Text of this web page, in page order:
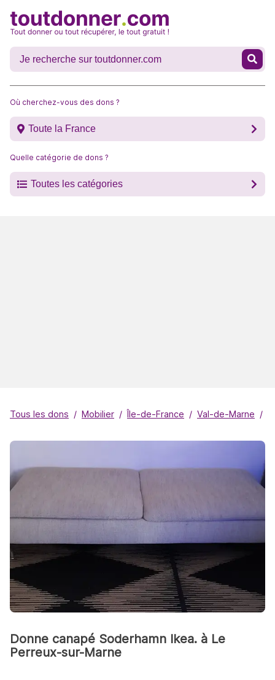
Où cherchez-vous des dons ?
Toute la France
Quelle catégorie de dons ?
Toutes les catégories
Tous les dons Mobilier Île-de-France Val-de-Marne
Donne canapé Soderhamn Ikea. à Le
Perreux-sur-Marne